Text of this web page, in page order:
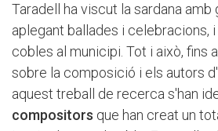
Taradell ha viscut la sardana amb
aplegant ballades i celebracions,
cobles al municipi. Tot i això, fins
sobre la composició i els autors
aquest treball de recerca s'han
compositors que han creat un